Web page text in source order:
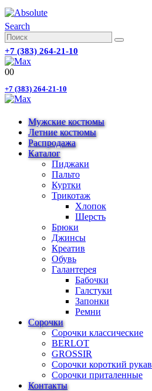
Search
+7 (383) 264-21-10
00
+7 (383) 264-21-10
Мужские костюмы
Летние костюмы
Распродажа
Каталог
Пиджаки
Пальто
Куртки
Трикотаж
Хлопок
Шерсть
Брюки
Джинсы
Креатив
Обувь
Галантерея
Бабочки
Галстуки
Запонки
Ремни
Сорочки
Сорочки классические
BERLOT
GROSSIR
Сорочки короткий рукав
Сорочки приталенные
Контакты